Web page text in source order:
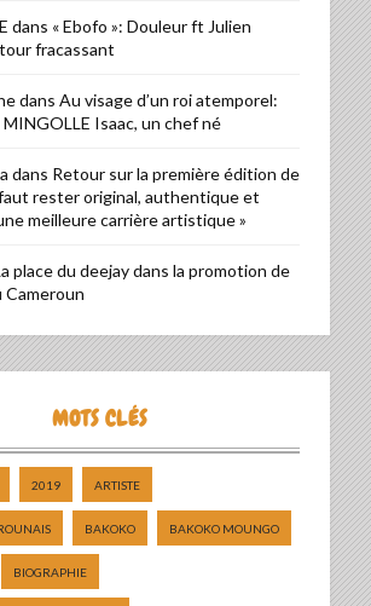
dans « Ebofo »: Douleur ft Julien
fracassant
dans Au visage d’un roi atemporel:
Isaac, un chef né
dans Retour sur la première édition de
rester original, authentique et
meilleure carrière artistique »
place du deejay dans la promotion de
Cameroun
MOTS CLÉS
2019 ARTISTE
BAKOKO BAKOKO MOUNGO
BIOGRAPHIE